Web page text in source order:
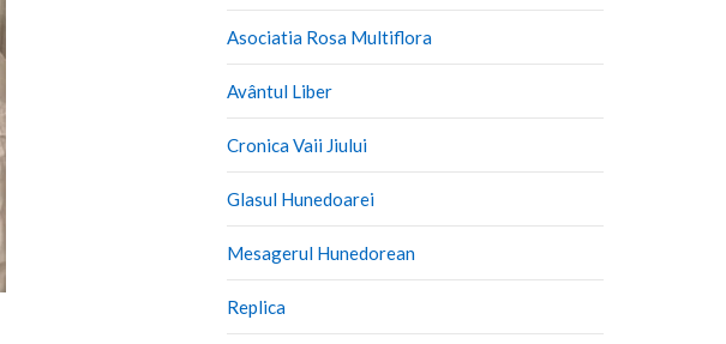
Asociatia Rosa Multiflora
Avântul Liber
Cronica Vaii Jiului
Glasul Hunedoarei
Mesagerul Hunedorean
Replica